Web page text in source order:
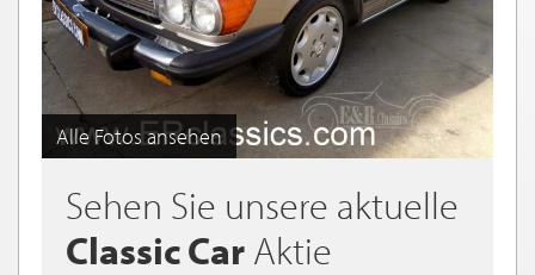
Alle Fotos ansehen
Sehen Sie unsere aktuelle
Classic Car Aktie